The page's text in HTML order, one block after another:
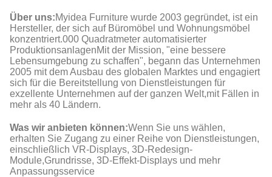
Über uns:Myidea Furniture wurde 2003 gegründet, ist ein
Hersteller, der sich auf Büromöbel und Wohnungsmöbel
konzentriert.000 Quadratmeter automatisierter
ProduktionsanlagenMit der Mission, "eine bessere
Lebensumgebung zu schaffen", begann das Unternehmen
2005 mit dem Ausbau des globalen Marktes und engagiert
sich für die Bereitstellung von Dienstleistungen für
exzellente Unternehmen auf der ganzen Welt,mit Fällen in
mehr als 40 Ländern.
Was wir anbieten können:Wenn Sie uns wählen,
erhalten Sie Zugang zu einer Reihe von Dienstleistungen,
einschließlich VR-Displays, 3D-Redesign-
Module,Grundrisse, 3D-Effekt-Displays und mehr
Anpassungsservice